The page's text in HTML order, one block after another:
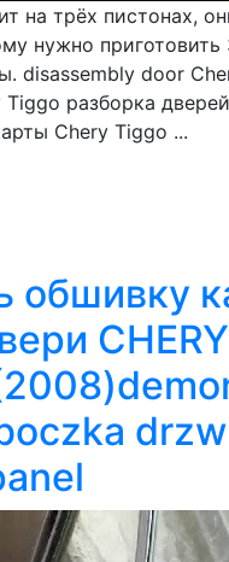
на трёх пистонах,
нужно
disassembly door
разборка
Chery Tiggo ...
обшивку
CHERY